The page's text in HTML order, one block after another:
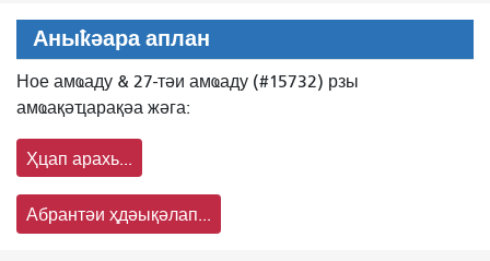
Аныҟәара аплан
Ное амҩаду & 27-тәи амҩаду (#15732) рзы
амҩақәҵарақәа жәга:
Ҳцап арахь...
Абрантәи ҳдәықәлап...